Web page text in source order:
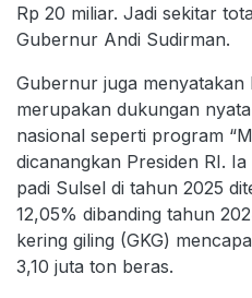
Rp 20 miliar. Jadi sekitar
Gubernur Andi Sudirman.
Gubernur juga menyatakan
merupakan dukungan
nasional seperti program
dicanangkan Presiden RI.
padi Sulsel di tahun 2025
12,05% dibanding tahun
kering giling (GKG)
3,10 juta ton beras.